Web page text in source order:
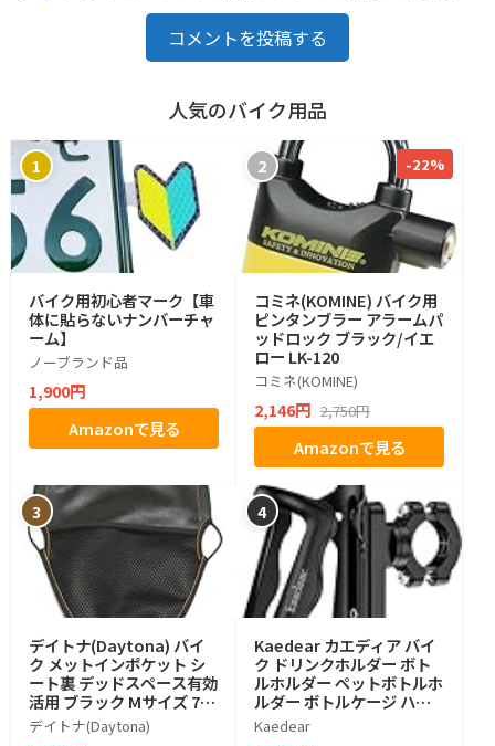
コメントを投稿する
人気のバイク用品
1
バイク用初心者マーク【車
体に貼らないナンバーチャ
ーム】
ノーブランド品
1,900円
Amazonで見る
2 -22%
コミネ(KOMINE) バイク用
ピンタンブラー アラームパ
ッドロック ブラック/イエ
ロー LK-120
コミネ(KOMINE)
2,146円 2,750円
Amazonで見る
3
デイトナ(Daytona) バイ
ク メットインポケット シ
ート裏 デッドスペース有効
活用 ブラック Mサイズ 770
08
デイトナ(Daytona)
4
Kaedear カエディア バイ
ク ドリンクホルダー ボト
ルホルダー ペットボトルホ
ルダー ボトルケージ ハン
ドル バー KDR-M21 (ブラ
ック)
Kaedear